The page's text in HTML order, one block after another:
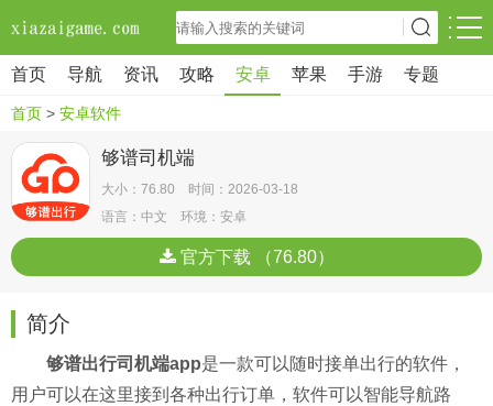
首页 导航 资讯 攻略 安卓 苹果 手游 专题
首页 > 安卓软件
够谱司机端
大小：76.80 时间：2026-03-18
语言：中文 环境：安卓
官方下载 （76.80）
简介
够谱出行司机端app是一款可以随时接单出行的软件，
用户可以在这里接到各种出行订单，软件可以智能导航路